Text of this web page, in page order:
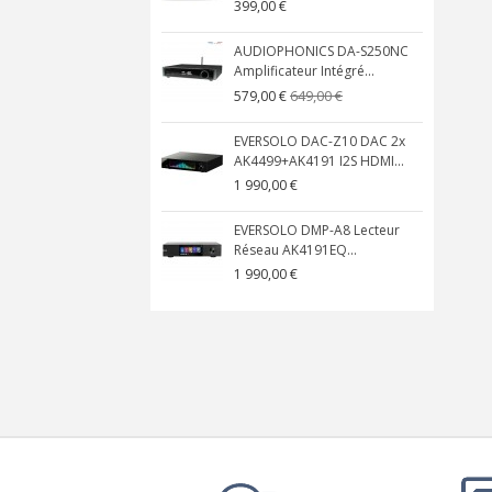
399,00 €
AUDIOPHONICS DA-S250NC
Amplificateur Intégré...
579,00 €649,00 €
EVERSOLO DAC-Z10 DAC 2x
AK4499+AK4191 I2S HDMI...
1 990,00 €
EVERSOLO DMP-A8 Lecteur
Réseau AK4191EQ...
1 990,00 €